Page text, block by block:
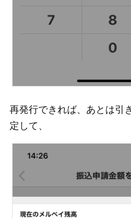
再発行できれば、あとは引
定して、